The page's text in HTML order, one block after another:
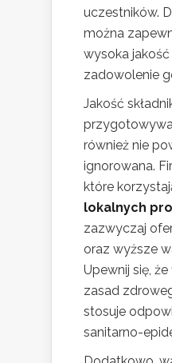
uczestników.
można
wysoka jakość
zadowolenie
Jakość
również nie
ignorowana.
które
lokalnych
zazwyczaj
oraz wyższe
Upewnij się,
zasad
stosuje
sanitarno-